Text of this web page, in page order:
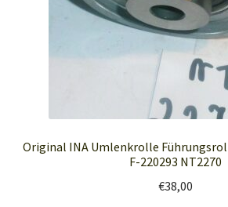
Original INA Umlenkrolle
F-220293 NT2270
€38,00